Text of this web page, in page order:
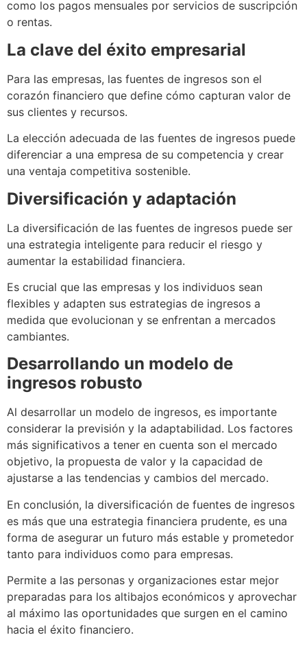
como los pagos mensuales por servicios de suscripción
o rentas.
La clave del éxito empresarial
Para las empresas, las fuentes de ingresos son el
corazón financiero que define cómo capturan valor de
sus clientes y recursos.
La elección adecuada de las fuentes de ingresos puede
diferenciar a una empresa de su competencia y crear
una ventaja competitiva sostenible.
Diversificación y adaptación
La diversificación de las fuentes de ingresos puede ser
una estrategia inteligente para reducir el riesgo y
aumentar la estabilidad financiera.
Es crucial que las empresas y los individuos sean
flexibles y adapten sus estrategias de ingresos a
medida que evolucionan y se enfrentan a mercados
cambiantes.
Desarrollando un modelo de
ingresos robusto
Al desarrollar un modelo de ingresos, es importante
considerar la previsión y la adaptabilidad. Los factores
más significativos a tener en cuenta son el mercado
objetivo, la propuesta de valor y la capacidad de
ajustarse a las tendencias y cambios del mercado.
En conclusión, la diversificación de fuentes de ingresos
es más que una estrategia financiera prudente, es una
forma de asegurar un futuro más estable y prometedor
tanto para individuos como para empresas.
Permite a las personas y organizaciones estar mejor
preparadas para los altibajos económicos y aprovechar
al máximo las oportunidades que surgen en el camino
hacia el éxito financiero.